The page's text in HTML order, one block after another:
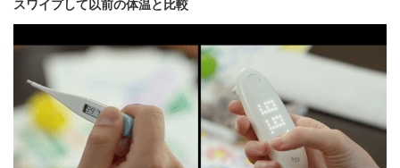
スワイプして以前の体温と比較